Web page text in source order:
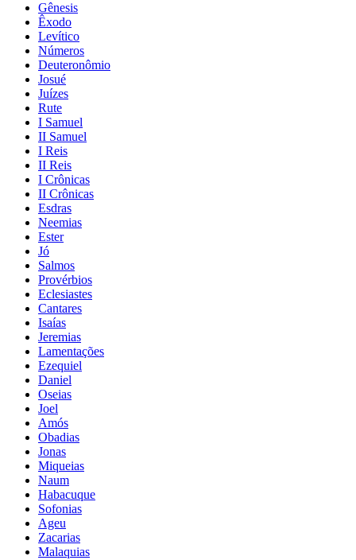
Gênesis
Êxodo
Levítico
Números
Deuteronômio
Josué
Juízes
Rute
I Samuel
II Samuel
I Reis
II Reis
I Crônicas
II Crônicas
Esdras
Neemias
Ester
Jó
Salmos
Provérbios
Eclesiastes
Cantares
Isaías
Jeremias
Lamentações
Ezequiel
Daniel
Oseias
Joel
Amós
Obadias
Jonas
Miqueias
Naum
Habacuque
Sofonias
Ageu
Zacarias
Malaquias